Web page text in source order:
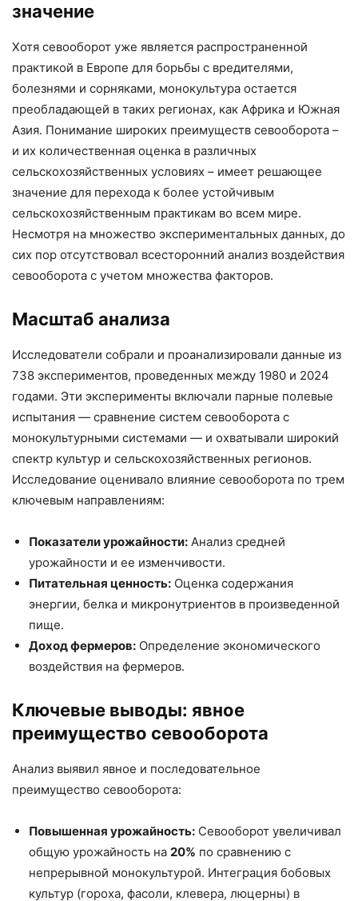
значение
Хотя севооборот уже является распространенной
практикой в Европе для борьбы с вредителями,
болезнями и сорняками, монокультура остается
преобладающей в таких регионах, как Африка и Южная
Азия. Понимание широких преимуществ севооборота –
и их количественная оценка в различных
сельскохозяйственных условиях – имеет решающее
значение для перехода к более устойчивым
сельскохозяйственным практикам во всем мире.
Несмотря на множество экспериментальных данных, до
сих пор отсутствовал всесторонний анализ воздействия
севооборота с учетом множества факторов.
Масштаб анализа
Исследователи собрали и проанализировали данные из
738 экспериментов, проведенных между 1980 и 2024
годами. Эти эксперименты включали парные полевые
испытания — сравнение систем севооборота с
монокультурными системами — и охватывали широкий
спектр культур и сельскохозяйственных регионов.
Исследование оценивало влияние севооборота по трем
ключевым направлениям:
Показатели урожайности: Анализ средней
урожайности и ее изменчивости.
Питательная ценность: Оценка содержания
энергии, белка и микронутриентов в произведенной
пище.
Доход фермеров: Определение экономического
воздействия на фермеров.
Ключевые выводы: явное
преимущество севооборота
Анализ выявил явное и последовательное
преимущество севооборота:
Повышенная урожайность: Севооборот увеличивал
общую урожайность на 20% по сравнению с
непрерывной монокультурой. Интеграция бобовых
культур (гороха, фасоли, клевера, люцерны) в